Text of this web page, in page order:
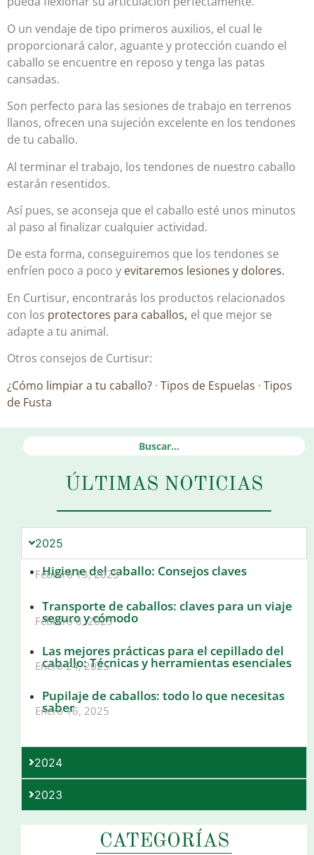
O un vendaje de tipo primeros auxilios, el cual le
proporcionará calor, aguante y protección cuando el
caballo se encuentre en reposo y tenga las patas
cansadas.
Son perfecto para las sesiones de trabajo en terrenos
llanos, ofrecen una sujeción excelente en los tendones
de tu caballo.
Al terminar el trabajo, los tendones de nuestro caballo
estarán resentidos.
Así pues, se aconseja que el caballo esté unos minutos
al paso al finalizar cualquier actividad.
De esta forma, conseguiremos que los tendones se
enfríen poco a poco y evitaremos lesiones y dolores.
En Curtisur, encontrarás los productos relacionados
con los protectores para caballos, el que mejor se
adapte a tu animal.
Otros consejos de Curtisur:
¿Cómo limpiar a tu caballo? · Tipos de Espuelas · Tipos
de Fusta
ÚLTIMAS NOTICIAS
2025
Higiene del caballo: Consejos claves
Febrero 13, 2025
Transporte de caballos: claves para un viaje
seguro y cómodo
Febrero 6, 2025
Las mejores prácticas para el cepillado del
caballo: Técnicas y herramientas esenciales
Enero 24, 2025
Pupilaje de caballos: todo lo que necesitas
saber
Enero 16, 2025
2024
2023
CATEGORÍAS